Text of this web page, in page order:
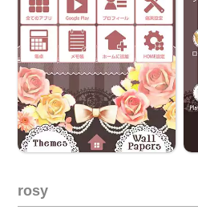
rosy